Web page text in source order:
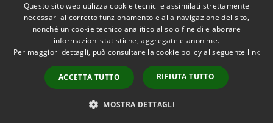
Accessibilità
Privacy
Mappa del sito
Questo sito web utilizza cookie tecnici e assimilati strettamente
necessari al corretto funzionamento e alla navigazione del sito,
nonché un cookie tecnico analitico al solo fine di elaborare
informazioni statistiche, aggregate e anonime.
Per maggiori dettagli, può consultare la cookie policy al seguente link
ACCETTA TUTTO RIFIUTA TUTTO
MOSTRA DETTAGLI